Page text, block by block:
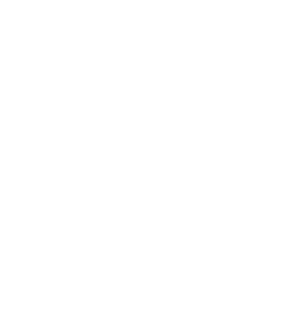
PROYECTO
CON LOS DATOS REALES
Y ORDENACIÓN DE DATOS
DEL PROYECTO
de filtrado
recurso específico